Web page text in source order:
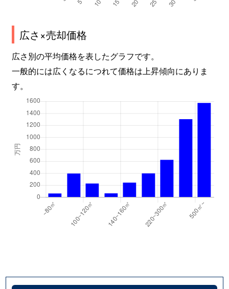
広さ×売却価格
広さ別の平均価格を表したグラフです。
一般的には広くなるにつれて価格は上昇傾向にありま
す。